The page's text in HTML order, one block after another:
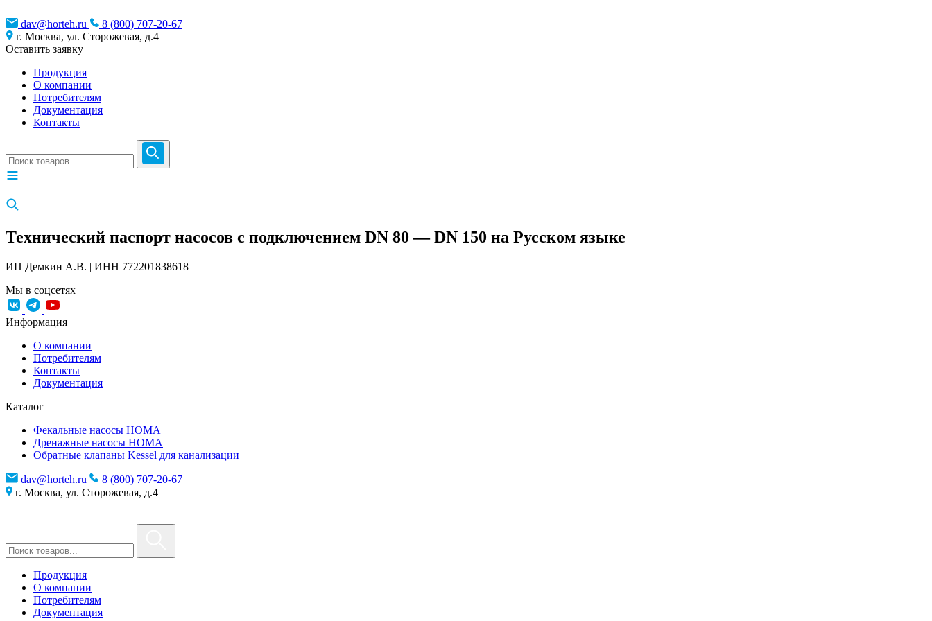
dav@horteh.ru
8 (800) 707-20-67
г. Москва, ул. Сторожевая, д.4
Оставить заявку
Продукция
О компании
Потребителям
Документация
Контакты
Технический паспорт насосов с подключением DN 80 — DN 150 на Русском языке
ИП Демкин А.В. | ИНН 772201838618
Мы в соцсетях
Информация
О компании
Потребителям
Контакты
Документация
Каталог
Фекальные насосы HOMA
Дренажные насосы HOMA
Обратные клапаны Kessel для канализации
dav@horteh.ru
8 (800) 707-20-67
г. Москва, ул. Сторожевая, д.4
Продукция
О компании
Потребителям
Документация